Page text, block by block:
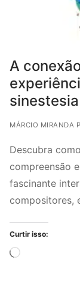
A
sinestesia
MÁRCIO MIRANDA
Descubra
compreensão
fascinante
compositores,
Curtir isso:
Carregando...